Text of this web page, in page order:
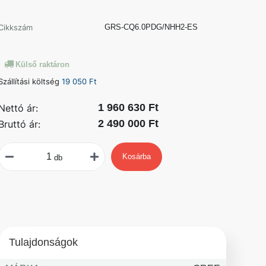
GRS-CQ6.0PDG/NHH2-ES
Külső raktáron
költség 19 050 Ft
ár:
1 960 630 Ft
ár:
2 490 000 Ft
db Kosárba
Tulajdonságok